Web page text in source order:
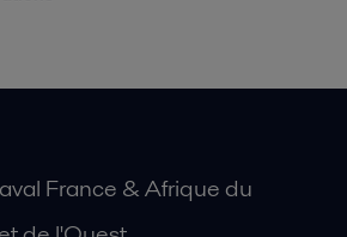
France & Afrique du